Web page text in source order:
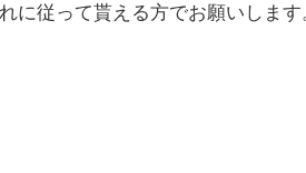
に従って貰える方でお願いしま